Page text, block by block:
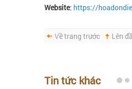
Website: https://
Về trang trước Lên
Tin tức khác